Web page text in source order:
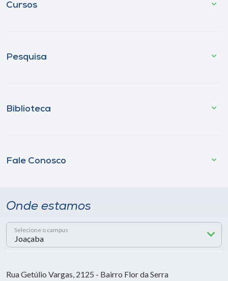
Cursos
Pesquisa
Biblioteca
Fale Conosco
Onde estamos
Selecione o campus
Rua Getúlio Vargas, 2125 - Bairro Flor da Serra